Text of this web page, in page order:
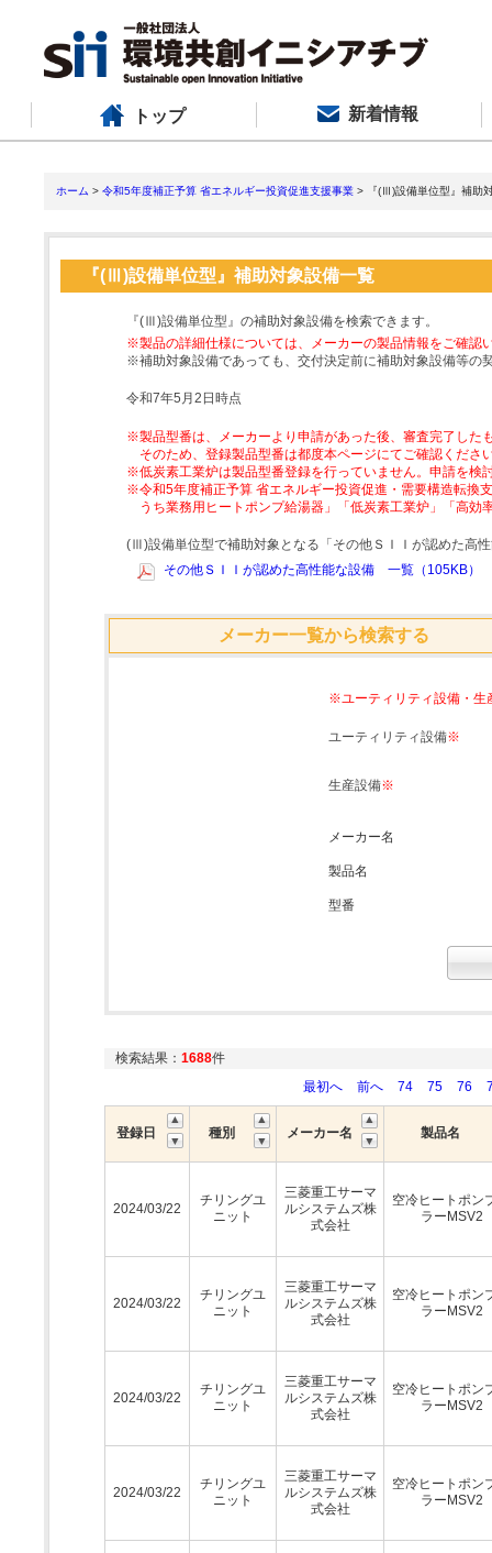
トップ 新着情報
ホーム > 令和5年度補正予算 省エネルギー投資促進支援事業 > 『(Ⅲ)設備単位型』補助
『(Ⅲ)設備単位型』補助対象設備一覧
『(Ⅲ)設備単位型』の補助対象設備を検索できます。
※製品の詳細仕様については、メーカーの製品情報をご確認
※補助対象設備であっても、交付決定前に補助対象設備等の
令和7年5月2日時点
※製品型番は、メーカーより申請があった後、審査完了した
そのため、登録製品型番は都度本ページにてご確認くださ
※低炭素工業炉は製品型番登録を行っていません。申請を検
※令和5年度補正予算 省エネルギー投資促進・需要構造転換
うち業務用ヒートポンプ給湯器」「低炭素工業炉」「高
(Ⅲ)設備単位型で補助対象となる「その他ＳＩＩが認めた高
その他ＳＩＩが認めた高性能な設備 一覧（105KB）
メーカー一覧から検索する
※ユーティリティ設備・生
ユーティリティ設備※
生産設備※
メーカー名
製品名
型番
検索結果： 1688件
最初へ
前へ 74 75 76
登録日 種別 メーカー名 製品名
2024/03/22
チリングユ
ニット
三菱重工サーマ
ルシステムズ株
式会社
空冷ヒートポン
ラーMSV2
2024/03/22
チリングユ
ニット
三菱重工サーマ
ルシステムズ株
式会社
空冷ヒートポン
ラーMSV2
2024/03/22
チリングユ
ニット
三菱重工サーマ
ルシステムズ株
式会社
空冷ヒートポン
ラーMSV2
2024/03/22
チリングユ
ニット
三菱重工サーマ
ルシステムズ株
式会社
空冷ヒートポン
ラーMSV2